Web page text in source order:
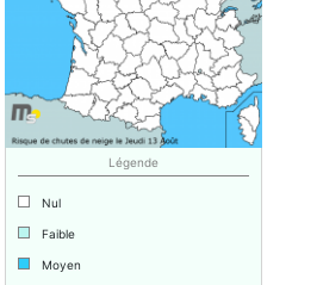
Légende
Nul
Faible
Moyen